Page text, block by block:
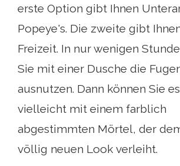
erste Option gibt Ihnen
Popeye's. Die zweite gibt
Freizeit. In nur wenigen
Sie mit einer Dusche die
ausnutzen. Dann können Sie
vielleicht mit einem farblich
abgestimmten Mörtel, der
völlig neuen Look verleiht.